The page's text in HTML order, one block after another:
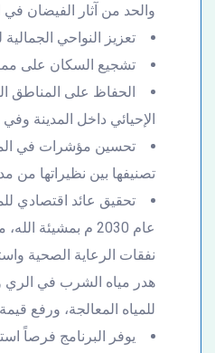
والحد من آثار الفيضان في
تعزيز النواحي الجمالية
تشجيع السكان على
الحفاظ على المناطق
الإحيائي داخل المدينة
تحسين مؤشرات في
تصنيفها بين نظيراتها من
عام 2030 م
نفقات الرعاية الصحية
هدر مياه الشرب في الري
للمياه المعالجة، ورفع
يوفر البرنامج فرصاً